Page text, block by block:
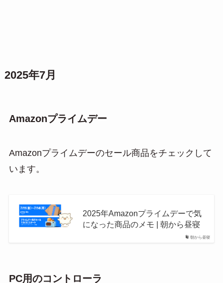
2025年7月
Amazonプライムデー
Amazonプライムデーのセール商品をチェックして
います。
朝から昼寝
2025年Amazonプライムデーで気
になった商品のメモ | 朝から昼寝
PC用のコントローラ